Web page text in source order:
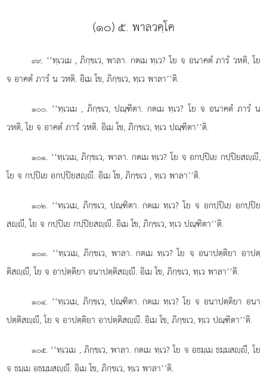
(๑๐) ๕. พาลวคฺโค
๙๙. ‘‘ทฺเวเม , ภิกฺขเว, พาลา. กตเม ทฺเว? โย จ อนาคตํ ภารํ วหติ, โย
จ อาคตํ ภารํ น วหติ. อิเม โข, ภิกฺขเว, ทฺเว พาลา’’ติ.
๑๐๐. ‘‘ทฺเวเม , ภิกฺขเว, ปณฺฑิตา. กตเม ทฺเว? โย จ อนาคตํ ภารํ น
วหติ, โย จ อาคตํ ภารํ วหติ. อิเม โข, ภิกฺขเว, ทฺเว ปณฺฑิตา’’ติ.
๑๐๑. ‘‘ทฺเวเม, ภิกฺขเว, พาลา. กตเม ทฺเว? โย จ อกปฺปิเย กปฺปิยสฺี,
โย จ กปฺปิเย อกปฺปิยสฺี. อิเม โข, ภิกฺขเว , ทฺเว พาลา’’ติ.
๑๐๒. ‘‘ทฺเวเม, ภิกฺขเว, ปณฺฑิตา. กตเม ทฺเว? โย จ อกปฺปิเย อกปฺปิย
สฺี, โย จ กปฺปิเย กปฺปิยสฺี. อิเม โข, ภิกฺขเว, ทฺเว ปณฺฑิตา’’ติ.
๑๐๓. ‘‘ทฺเวเม, ภิกฺขเว, พาลา. กตเม ทฺเว? โย จ อนาปตฺติยา อาปตฺ
ติสฺี, โย จ อาปตฺติยา อนาปตฺติสฺี. อิเม โข, ภิกฺขเว, ทฺเว พาลา’’ติ.
๑๐๔. ‘‘ทฺเวเม, ภิกฺขเว, ปณฺฑิตา. กตเม ทฺเว? โย จ อนาปตฺติยา อนา
ปตฺติสฺี, โย จ อาปตฺติยา อาปตฺติสฺี. อิเม โข, ภิกฺขเว, ทฺเว ปณฺฑิตา’’ติ.
๑๐๕. ‘‘ทฺเวเม , ภิกฺขเว, พาลา. กตเม ทฺเว? โย จ อธมฺเม ธมฺมสฺี, โย
จ ธมฺเม อธมฺมสฺี. อิเม โข, ภิกฺขเว, ทฺเว พาลา’’ติ.